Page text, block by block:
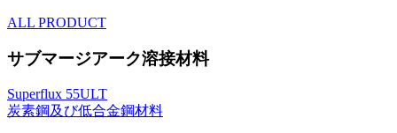
ALL PRODUCT
サブマージアーク溶接材料
Superflux 55ULT
炭素鋼及び低合金鋼材料